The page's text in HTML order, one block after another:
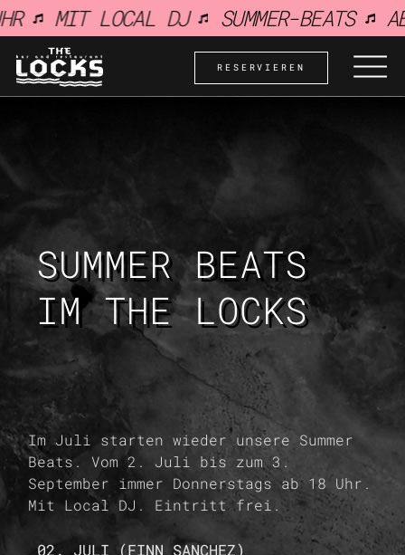
springenMIT LOCAL DJ SUMMER-BEATS AB
RESERVIEREN
SUMMER BEATS
IM THE LOCKS
Im Juli starten wieder unsere Summer
Beats. Vom 2. Juli bis zum 3.
September immer Donnerstags ab 18 Uhr.
Mit Local DJ. Eintritt frei.
02. JULI (FINN SANCHEZ)